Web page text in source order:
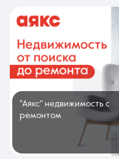
"Аякс" недвижимость с
ремонтом